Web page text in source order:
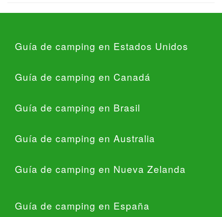
Guía de camping en Estados Unidos
Guía de camping en Canadá
Guía de camping en Brasil
Guía de camping en Australia
Guía de camping en Nueva Zelanda
Guía de camping en España